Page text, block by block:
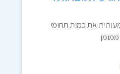
את כמות תחומי